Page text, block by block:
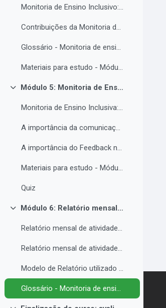
Monitoria de Ensino Inclusivo: Conceitos e Objetivos.
Contribuições da Monitoria de ensino inclusiva para o estudante com Necessidades Educacionais Específicas.
Glossário - Monitoria de ensino e educação inclusiva.
Materiais para estudo - Módulo 4.
Contrair
Módulo 5: Monitoria de Ensino Inclusiva, comunicação e feedback.
Monitoria de Ensino Inclusiva: comunicação e feedback.
A importância da comunicação entre o(a) monitor(a) e o estudantes PNE.
A importância do Feedback na monitoria de ensino inclusiva.
Materiais para estudo - Módulo 5.
Quiz
Contrair
Módulo 6: Relatório mensal de atividades da Monitoria de ensino inclusiva.
Relatório mensal de atividades da Monitoria de ensino inclusiva.
Relatório mensal de atividades da Monitoria de ensino inclusiva.
Modelo de Relatório utilizado no IFRO pelos monitores de ensino inclusivo.
Glossário - Monitoria de ensino e educação inclusiva.